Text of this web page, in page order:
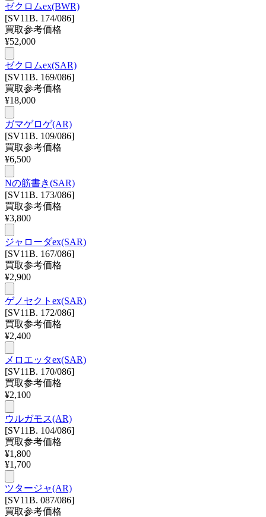
ゼクロムex(BWR)
[SV11B. 174/086]
買取参考価格
¥52,000
ゼクロムex(SAR)
[SV11B. 169/086]
買取参考価格
¥18,000
ガマゲロゲ(AR)
[SV11B. 109/086]
買取参考価格
¥6,500
Nの筋書き(SAR)
[SV11B. 173/086]
買取参考価格
¥3,800
ジャローダex(SAR)
[SV11B. 167/086]
買取参考価格
¥2,900
ゲノセクトex(SAR)
[SV11B. 172/086]
買取参考価格
¥2,400
メロエッタex(SAR)
[SV11B. 170/086]
買取参考価格
¥2,100
ウルガモス(AR)
[SV11B. 104/086]
買取参考価格
¥1,800
¥1,700
ツタージャ(AR)
[SV11B. 087/086]
買取参考価格